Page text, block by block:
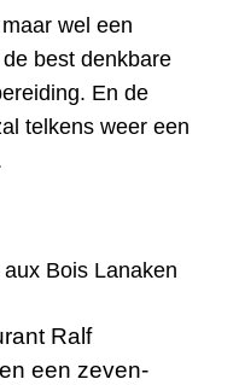
wel een
best denkbare
En de
telkens weer een
Ralf
een zeven-